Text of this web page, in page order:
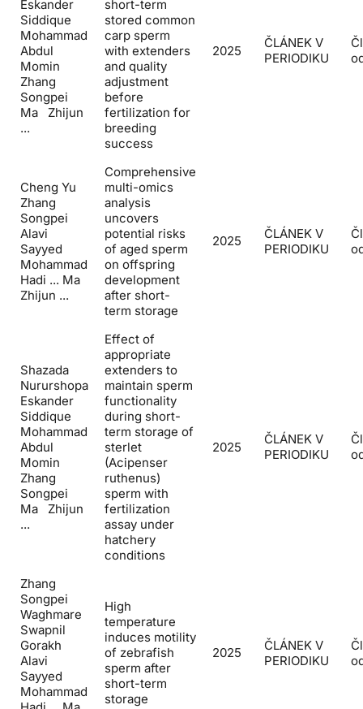
Eskander
Siddique
Mohammad
Abdul
Momin
Zhang
Songpei
Ma Zhijun
...
short-term
stored common
carp sperm
with extenders
and quality
adjustment
before
fertilization for
breeding
success
2025
ČLÁNEK V
PERIODIKU
Cheng Yu
Zhang
Songpei
Alavi
Sayyed
Mohammad
Hadi ... Ma
Zhijun ...
Comprehensive
multi-omics
analysis
uncovers
potential risks
of aged sperm
on offspring
development
after short-
term storage
2025
ČLÁNEK V
PERIODIKU
Shazada
Nururshopa
Eskander
Siddique
Mohammad
Abdul
Momin
Zhang
Songpei
Ma Zhijun
...
Effect of
appropriate
extenders to
maintain sperm
functionality
during short-
term storage of
sterlet
(Acipenser
ruthenus)
sperm with
fertilization
assay under
hatchery
conditions
2025
ČLÁNEK V
PERIODIKU
Zhang
Songpei
Waghmare
Swapnil
Gorakh
Alavi
Sayyed
Mohammad
High
temperature
induces motility
of zebrafish
sperm after
short-term
storage
2025
ČLÁNEK V
PERIODIKU